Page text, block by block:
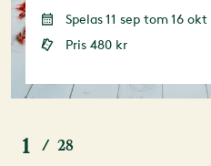
Spelas 11 sep tom 16 okt
Pris 480 kr
1 / 28